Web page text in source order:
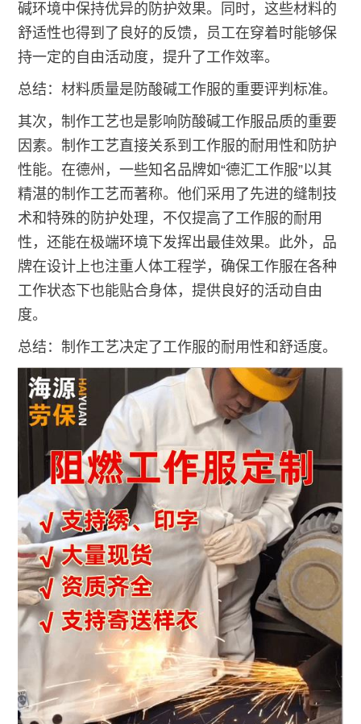
碱环境中保持优异的防护效果。同时，这些材料的
舒适性也得到了良好的反馈，员工在穿着时能够保
持一定的自由活动度，提升了工作效率。
总结：材料质量是防酸碱工作服的重要评判标准。
其次，制作工艺也是影响防酸碱工作服品质的重要
因素。制作工艺直接关系到工作服的耐用性和防护
性能。在德州，一些知名品牌如“德汇工作服”以其
精湛的制作工艺而著称。他们采用了先进的缝制技
术和特殊的防护处理，不仅提高了工作服的耐用
性，还能在极端环境下发挥出最佳效果。此外，品
牌在设计上也注重人体工程学，确保工作服在各种
工作状态下也能贴合身体，提供良好的活动自由
度。
总结：制作工艺决定了工作服的耐用性和舒适度。